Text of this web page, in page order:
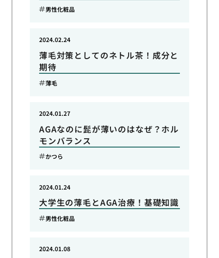
男性化粧品
薄毛対策としてのネトル茶！成分と
期待
2024.02.24
薄毛
AGAなのに髭が薄いのはなぜ？ホル
モンバランス
2024.01.27
かつら
大学生の薄毛とAGA治療！基礎知識
2024.01.24
男性化粧品
2024.01.08